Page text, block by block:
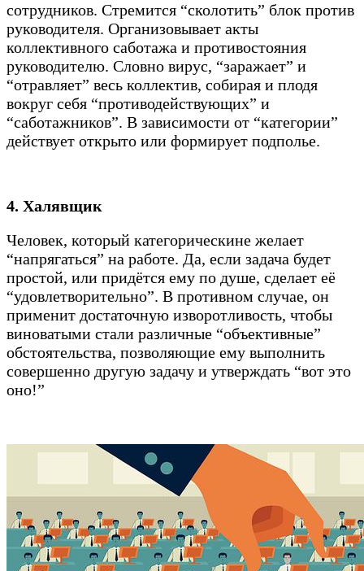
сотрудников. Стремится “сколотить” блок против
руководителя. Организовывает акты
коллективного саботажа и противостояния
руководителю. Словно вирус, “заражает” и
“отравляет” весь коллектив, собирая и плодя
вокруг себя “противодействующих” и
“саботажников”. В зависимости от “категории”
действует открыто или формирует подполье.
4. Халявщик
Человек, который категорическине желает
“напрягаться” на работе. Да, если задача будет
простой, или придётся ему по душе, сделает её
“удовлетворительно”. В противном случае, он
применит достаточную изворотливость, чтобы
виноватыми стали различные “объективные”
обстоятельства, позволяющие ему выполнить
совершенно другую задачу и утверждать “вот это
оно!”